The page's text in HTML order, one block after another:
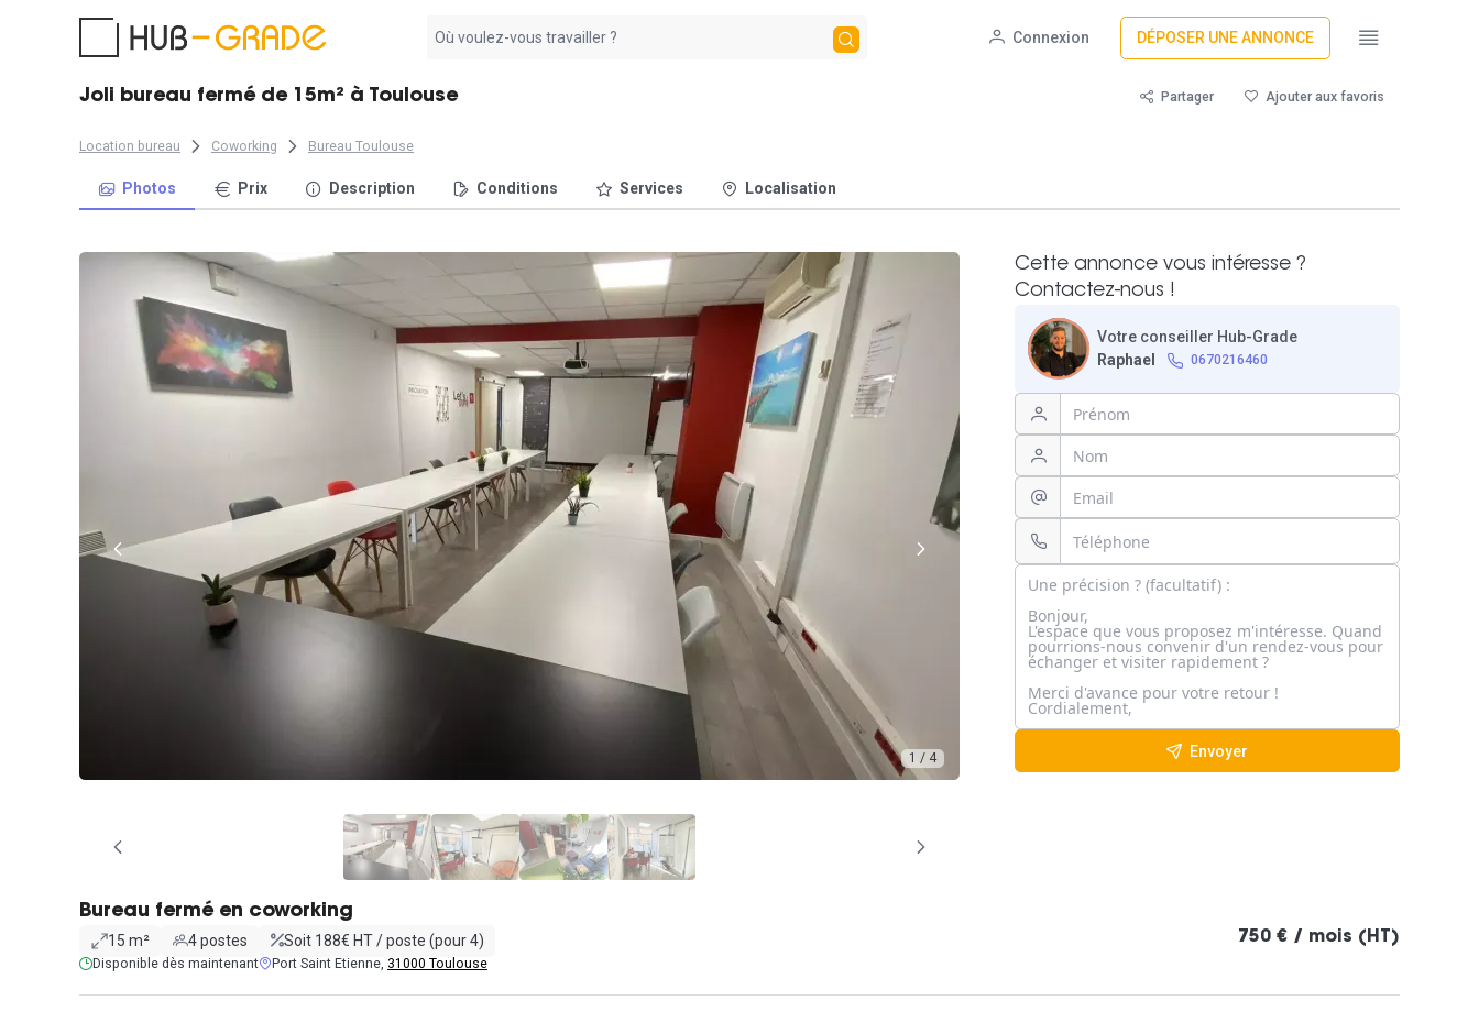
résultat
Connexion DÉPOSER UNE ANNONCE
Joli bureau fermé de 15m² à Toulouse Partager Ajouter aux favoris
Location bureau Coworking Bureau Toulouse
Photos Prix Description Conditions Services Localisation
1 / 4
Cette annonce vous intéresse ?
Contactez-nous !
Votre conseiller Hub-Grade
Raphael
0670216460
Envoyer
Bureau fermé en coworking
15 m² 4 postes Soit 188€ HT / poste (pour 4)
Disponible dès maintenant Port Saint Etienne, 31000 Toulouse
750 € / mois (HT)